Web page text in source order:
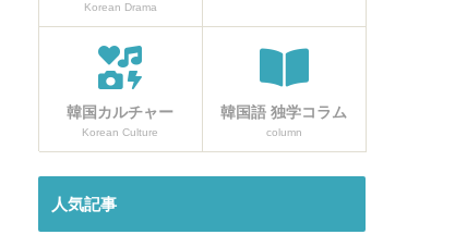
Korean Drama
韓国カルチャー
Korean Culture
韓国語 独学コラム
column
人気記事